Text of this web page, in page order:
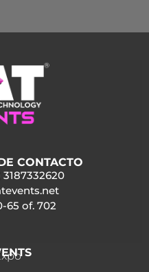
CONTACTO
3187332620
65 of. 702